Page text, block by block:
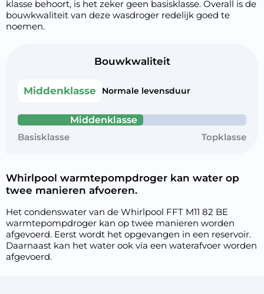
klasse behoort, is het zeker geen basisklasse. Overall is de
bouwkwaliteit van deze wasdroger redelijk goed te
noemen.
Bouwkwaliteit
Middenklasse Normale levensduur
Middenklasse
Basisklasse
Topklasse
Whirlpool warmtepompdroger kan water op
twee manieren afvoeren.
Het condenswater van de Whirlpool FFT M11 82 BE
warmtepompdroger kan op twee manieren worden
afgevoerd. Eerst wordt het opgevangen in een reservoir.
Daarnaast kan het water ook via een waterafvoer worden
afgevoerd.